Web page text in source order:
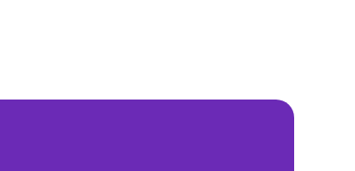
du moteur du rideau
rideau métallique pourrait être